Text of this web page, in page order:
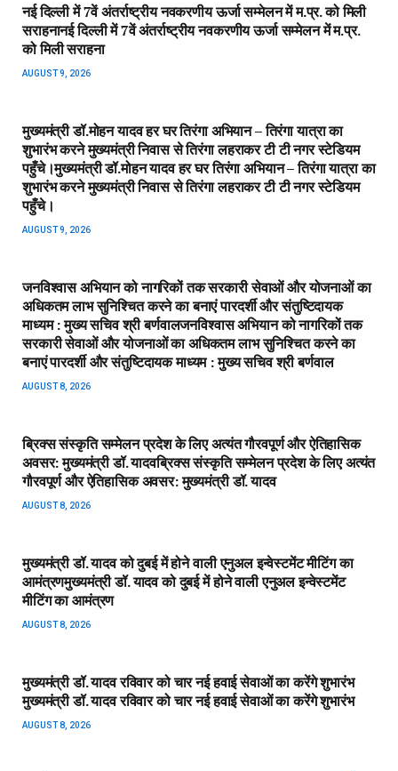
नई दिल्ली में 7वें अंतर्राष्ट्रीय नवकरणीय ऊर्जा सम्मेलन में म.प्र. को मिली
सराहना​नई दिल्ली में 7वें अंतर्राष्ट्रीय नवकरणीय ऊर्जा सम्मेलन में म.प्र.
को मिली सराहना
AUGUST 9, 2026
मुख्यमंत्री डॉ.मोहन यादव हर घर तिरंगा अभियान – तिरंगा यात्रा का
शुभारंभ करने मुख्यमंत्री निवास से तिरंगा लहराकर टी टी नगर स्टेडियम
पहुँचे।​मुख्यमंत्री डॉ.मोहन यादव हर घर तिरंगा अभियान – तिरंगा यात्रा का
शुभारंभ करने मुख्यमंत्री निवास से तिरंगा लहराकर टी टी नगर स्टेडियम
पहुँचे।
AUGUST 9, 2026
जनविश्वास अभियान को नागरिकों तक सरकारी सेवाओं और योजनाओं का
अधिकतम लाभ सुनिश्चित करने का बनाएं पारदर्शी और संतुष्टिदायक
माध्यम : मुख्य सचिव श्री बर्णवाल​जनविश्वास अभियान को नागरिकों तक
सरकारी सेवाओं और योजनाओं का अधिकतम लाभ सुनिश्चित करने का
बनाएं पारदर्शी और संतुष्टिदायक माध्यम : मुख्य सचिव श्री बर्णवाल
AUGUST 8, 2026
ब्रिक्स संस्कृति सम्मेलन प्रदेश के लिए अत्यंत गौरवपूर्ण और ऐतिहासिक
अवसर: मुख्यमंत्री डॉ. यादव​ब्रिक्स संस्कृति सम्मेलन प्रदेश के लिए अत्यंत
गौरवपूर्ण और ऐतिहासिक अवसर: मुख्यमंत्री डॉ. यादव
AUGUST 8, 2026
मुख्यमंत्री डॉ. यादव को दुबई में होने वाली एनुअल इन्वेस्टमेंट मीटिंग का
आमंत्रण​मुख्यमंत्री डॉ. यादव को दुबई में होने वाली एनुअल इन्वेस्टमेंट
मीटिंग का आमंत्रण
AUGUST 8, 2026
मुख्यमंत्री डॉ. यादव रविवार को चार नई हवाई सेवाओं का करेंगे शुभारंभ​
मुख्यमंत्री डॉ. यादव रविवार को चार नई हवाई सेवाओं का करेंगे शुभारंभ
AUGUST 8, 2026